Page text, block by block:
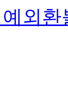
예외환